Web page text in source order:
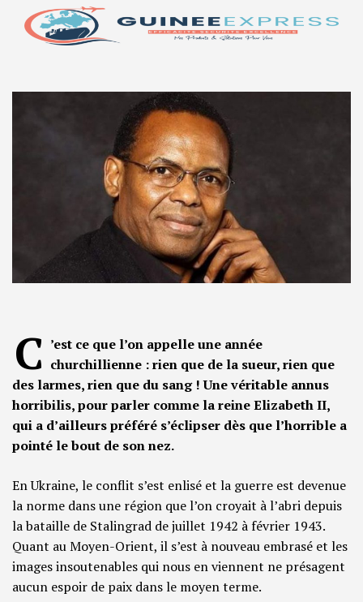
C ’est ce que l’on appelle une année
churchillienne : rien que de la sueur, rien que
des larmes, rien que du sang ! Une véritable annus
horribilis, pour parler comme la reine Elizabeth II,
qui a d’ailleurs préféré s’éclipser dès que l’horrible a
pointé le bout de son nez.
En Ukraine, le conflit s’est enlisé et la guerre est devenue
la norme dans une région que l’on croyait à l’abri depuis
la bataille de Stalingrad de juillet 1942 à février 1943.
Quant au Moyen-Orient, il s’est à nouveau embrasé et les
images insoutenables qui nous en viennent ne présagent
aucun espoir de paix dans le moyen terme.